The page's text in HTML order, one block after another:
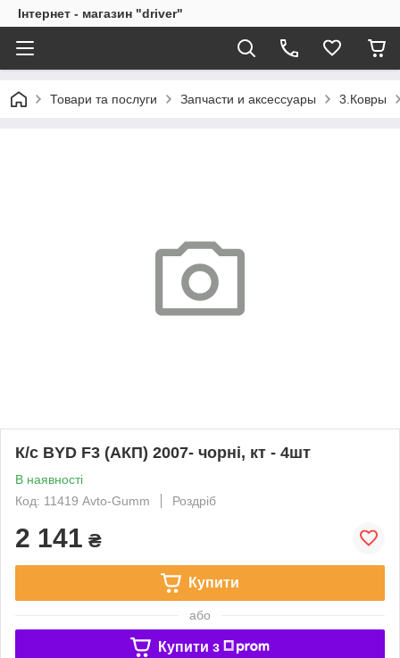
Інтернет - магазин "driver"
Товари та послуги Запчасти и аксессуары 3.Ковры
К/с BYD F3 (АКП) 2007- чорні, кт - 4шт
В наявності
Код: 11419 Avto-Gumm
Роздріб
2 141 ₴
Купити
або
Купити з